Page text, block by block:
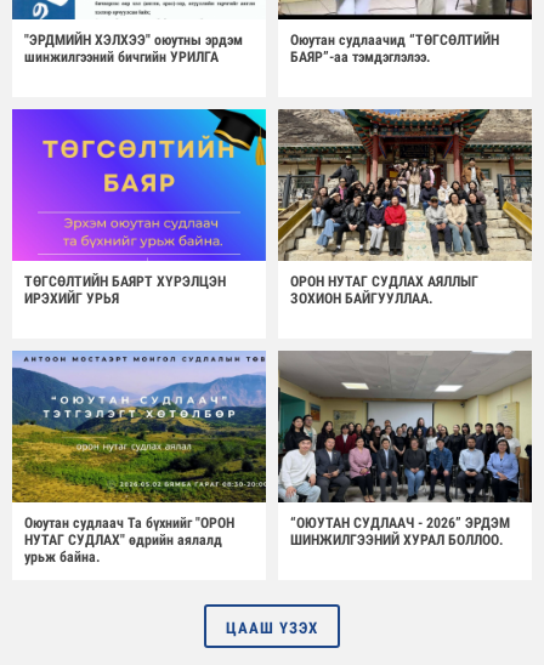
"ЭРДМИЙН ХЭЛХЭЭ" оюутны эрдэм
шинжилгээний бичгийн УРИЛГА
Оюутан судлаачид “ТӨГСӨЛТИЙН
БАЯР”-аа тэмдэглэлээ.
ТӨГСӨЛТИЙН БАЯРТ ХҮРЭЛЦЭН
ИРЭХИЙГ УРЬЯ
ОРОН НУТАГ СУДЛАХ АЯЛЛЫГ
ЗОХИОН БАЙГУУЛЛАА.
Оюутан судлаач Та бүхнийг "ОРОН
НУТАГ СУДЛАХ" өдрийн аялалд
урьж байна.
“ОЮУТАН СУДЛААЧ - 2026” ЭРДЭМ
ШИНЖИЛГЭЭНИЙ ХУРАЛ БОЛЛОО.
ЦААШ ҮЗЭХ